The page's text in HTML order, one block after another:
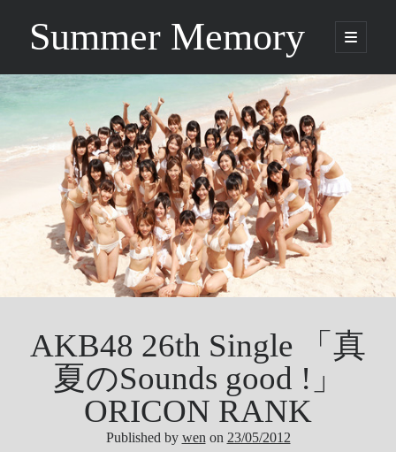
Summer Memory
open
primary
Sidebar
Search
Categories
Being Music
GARNET CROW
Music
ORICON
Other
Photo
AKB48 26th Single 「真
夏のSounds good !」
ORICON RANK
Published by wen on 23/05/2012